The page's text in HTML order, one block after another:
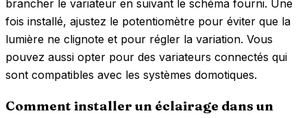
brancher le variateur en suivant le schéma fourni. Une
fois installé, ajustez le potentiomètre pour éviter que la
lumière ne clignote et pour régler la variation. Vous
pouvez aussi opter pour des variateurs connectés qui
sont compatibles avec les systèmes domotiques.
Comment installer un éclairage dans un